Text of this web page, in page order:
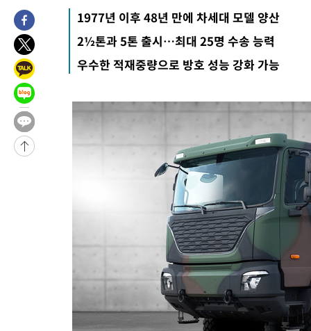
-7633초 전 >
서울 열대야 15일째 지속…비공식 '초열대야' 30도 넘어
-6200초 전 >
[속보]코스닥, 2.15포인트(0.27%) 내린 797.44 출발
-6183초 전 >
[속보]코스피, 119.51포인트(1.81%) 내린 6478.75 개장
-2630초 전 >
6월 경상수지 497.3억 달러…두 달 연속 사상 최대
-2581초 전 >
57초 전 >
미 워싱턴주 스포캔 시의 통제불능 3개 산불, 방화선 일부 구축
2시간 전 >
[속보] 호르무즈 해협 이란-오만 협상 기대속 뉴욕증시 혼조 마감
0.49%↑
-29748초 전 >
[속보]코스닥, 800p 회복…0.26% 오른 801.67 마감
[속보]코스피, 301.88포인트(4.58%) 내린 6296.38 마감
[속보]원·달러 환율, 0.7원 내린 1423.8원 마감
"여기 떨어졌다"…다누리, 스페이스X 로켓 달 충돌 흔적 포착
손흥민, 5경기 연속골 실패…LAFC는 승부차기 끝 과달라하라
내일까지 39도 '펄펄'…기상청 "태풍 지나며 폭염 잠시 꺾인
트럼프, 한국계 진보 주지사 후보 맹공…"공산주의가 최대 위
"美간섭에 합의 지연"…트럼프, '이란 호르무즈 통제권' 수용
[속보]산업장관 "李정부, 원전 반대 안해…안정 전력 위해 불
[속보]경찰, '홍명보 선임 논란' 대한축구협회·축구회관 등 압
1977년 이후 48년 만에 차세대 모델 양산
2½톤과 5톤 출시…최대 25명 수송 능력
우수한 적재중량으로 방호 성능 강화 가능